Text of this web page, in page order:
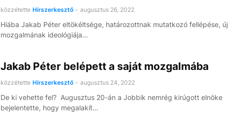
közzétette Hírszerkesztő - augusztus 26, 2022
Hiába Jakab Péter eltökéltsége, határozottnak mutatkozó fellépése, új
mozgalmának ideológiá­ja…
Jakab Péter belépett a saját mozgalmába
közzétette Hírszerkesztő - augusztus 24, 2022
De ki vehette fel? Augusztus 20-án a Jobbik nemrég kirúgott elnöke
bejelentette, hogy megalakít…